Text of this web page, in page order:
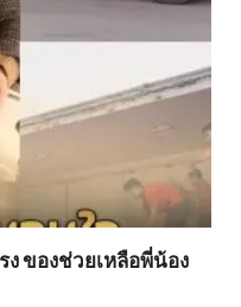
ง ของช่วยเหลือพี่น้อง